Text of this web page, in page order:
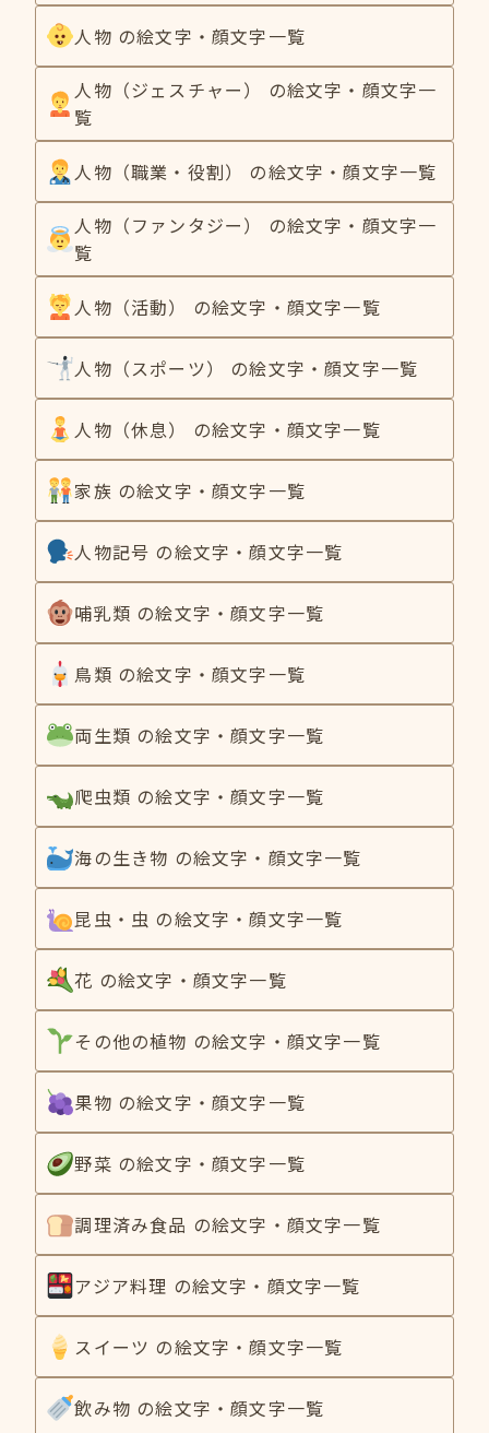
人物 の絵文字・顔文字一覧
人物（ジェスチャー） の絵文字・顔文字一
覧
人物（職業・役割） の絵文字・顔文字一覧
人物（ファンタジー） の絵文字・顔文字一
覧
人物（活動） の絵文字・顔文字一覧
人物（スポーツ） の絵文字・顔文字一覧
人物（休息） の絵文字・顔文字一覧
家族 の絵文字・顔文字一覧
人物記号 の絵文字・顔文字一覧
哺乳類 の絵文字・顔文字一覧
鳥類 の絵文字・顔文字一覧
両生類 の絵文字・顔文字一覧
爬虫類 の絵文字・顔文字一覧
海の生き物 の絵文字・顔文字一覧
昆虫・虫 の絵文字・顔文字一覧
花 の絵文字・顔文字一覧
その他の植物 の絵文字・顔文字一覧
果物 の絵文字・顔文字一覧
野菜 の絵文字・顔文字一覧
調理済み食品 の絵文字・顔文字一覧
アジア料理 の絵文字・顔文字一覧
スイーツ の絵文字・顔文字一覧
飲み物 の絵文字・顔文字一覧